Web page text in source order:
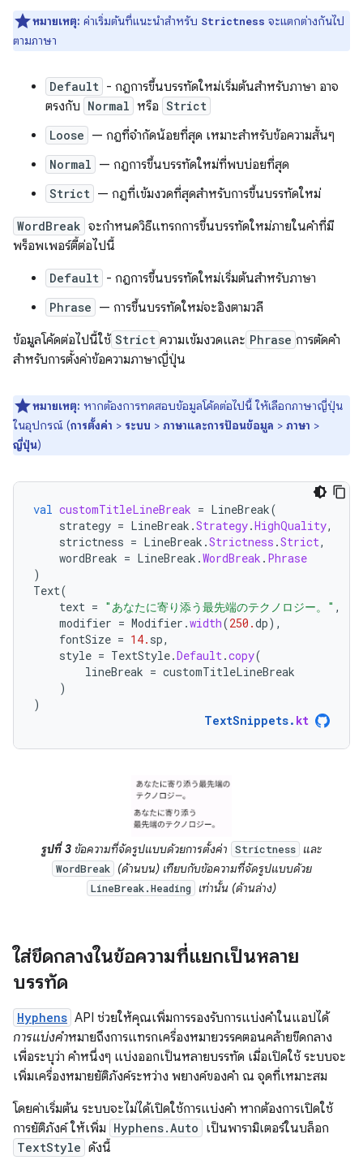
หมายเหตุ: ค่าเริ่มต้นที่แนะนําสําหรับ Strictness จะแตกต่างกันไป
ตามภาษา
Default - กฎการขึ้นบรรทัดใหม่เริ่มต้นสำหรับภาษา อาจ
ตรงกับ Normal หรือ Strict
Loose — กฎที่จำกัดน้อยที่สุด เหมาะสำหรับข้อความสั้นๆ
Normal — กฎการขึ้นบรรทัดใหม่ที่พบบ่อยที่สุด
Strict — กฎที่เข้มงวดที่สุดสำหรับการขึ้นบรรทัดใหม่
WordBreak จะกำหนดวิธีแทรกการขึ้นบรรทัดใหม่ภายในคำที่มี
พร็อพเพอร์ตี้ต่อไปนี้
Default - กฎการขึ้นบรรทัดใหม่เริ่มต้นสำหรับภาษา
Phrase — การขึ้นบรรทัดใหม่จะอิงตามวลี
ข้อมูลโค้ดต่อไปนี้ใช้ Strict ความเข้มงวดและ Phrase การตัดคำ
สำหรับการตั้งค่าข้อความภาษาญี่ปุ่น
หมายเหตุ: หากต้องการทดสอบข้อมูลโค้ดต่อไปนี้ ให้เลือกภาษาญี่ปุ่น
ในอุปกรณ์ (การตั้งค่า > ระบบ > ภาษาและการป้อนข้อมูล > ภาษา >
ญี่ปุ่น)
val customTitleLineBreak = LineBreak(
strategy = LineBreak .Strategy.HighQuality,
strictness = LineBreak .Strictness .Strict,
wordBreak = LineBreak .WordBreak . Phrase
)
Text(
text = "あなたに寄り添う最先端のテクノロジー。" ,
modifier = Modifier .width(250.dp),
fontSize = 14. sp,
style = TextStyle.Default .copy(
lineBreak = customTitleLineBreak
)
)
TextSnippets. kt
รูปที่ 3 ข้อความที่จัดรูปแบบด้วยการตั้งค่า Strictness และ
WordBreak (ด้านบน) เทียบกับข้อความที่จัดรูปแบบด้วย
LineBreak.Heading เท่านั้น (ด้านล่าง)
ใส่ขีดกลางในข้อความที่แยกเป็นหลาย
บรรทัด
Hyphens API ช่วยให้คุณเพิ่มการรองรับการแบ่งคำในแอปได้
การแบ่งคำหมายถึงการแทรกเครื่องหมายวรรคตอนคล้ายขีดกลาง
เพื่อระบุว่า คำหนึ่งๆ แบ่งออกเป็นหลายบรรทัด เมื่อเปิดใช้ ระบบจะ
เพิ่มเครื่องหมายยัติภังค์ระหว่าง พยางค์ของคำ ณ จุดที่เหมาะสม
โดยค่าเริ่มต้น ระบบจะไม่ได้เปิดใช้การแบ่งคำ หากต้องการเปิดใช้
การยัติภังค์ ให้เพิ่ม Hyphens.Auto เป็นพารามิเตอร์ในบล็อก
TextStyle ดังนี้